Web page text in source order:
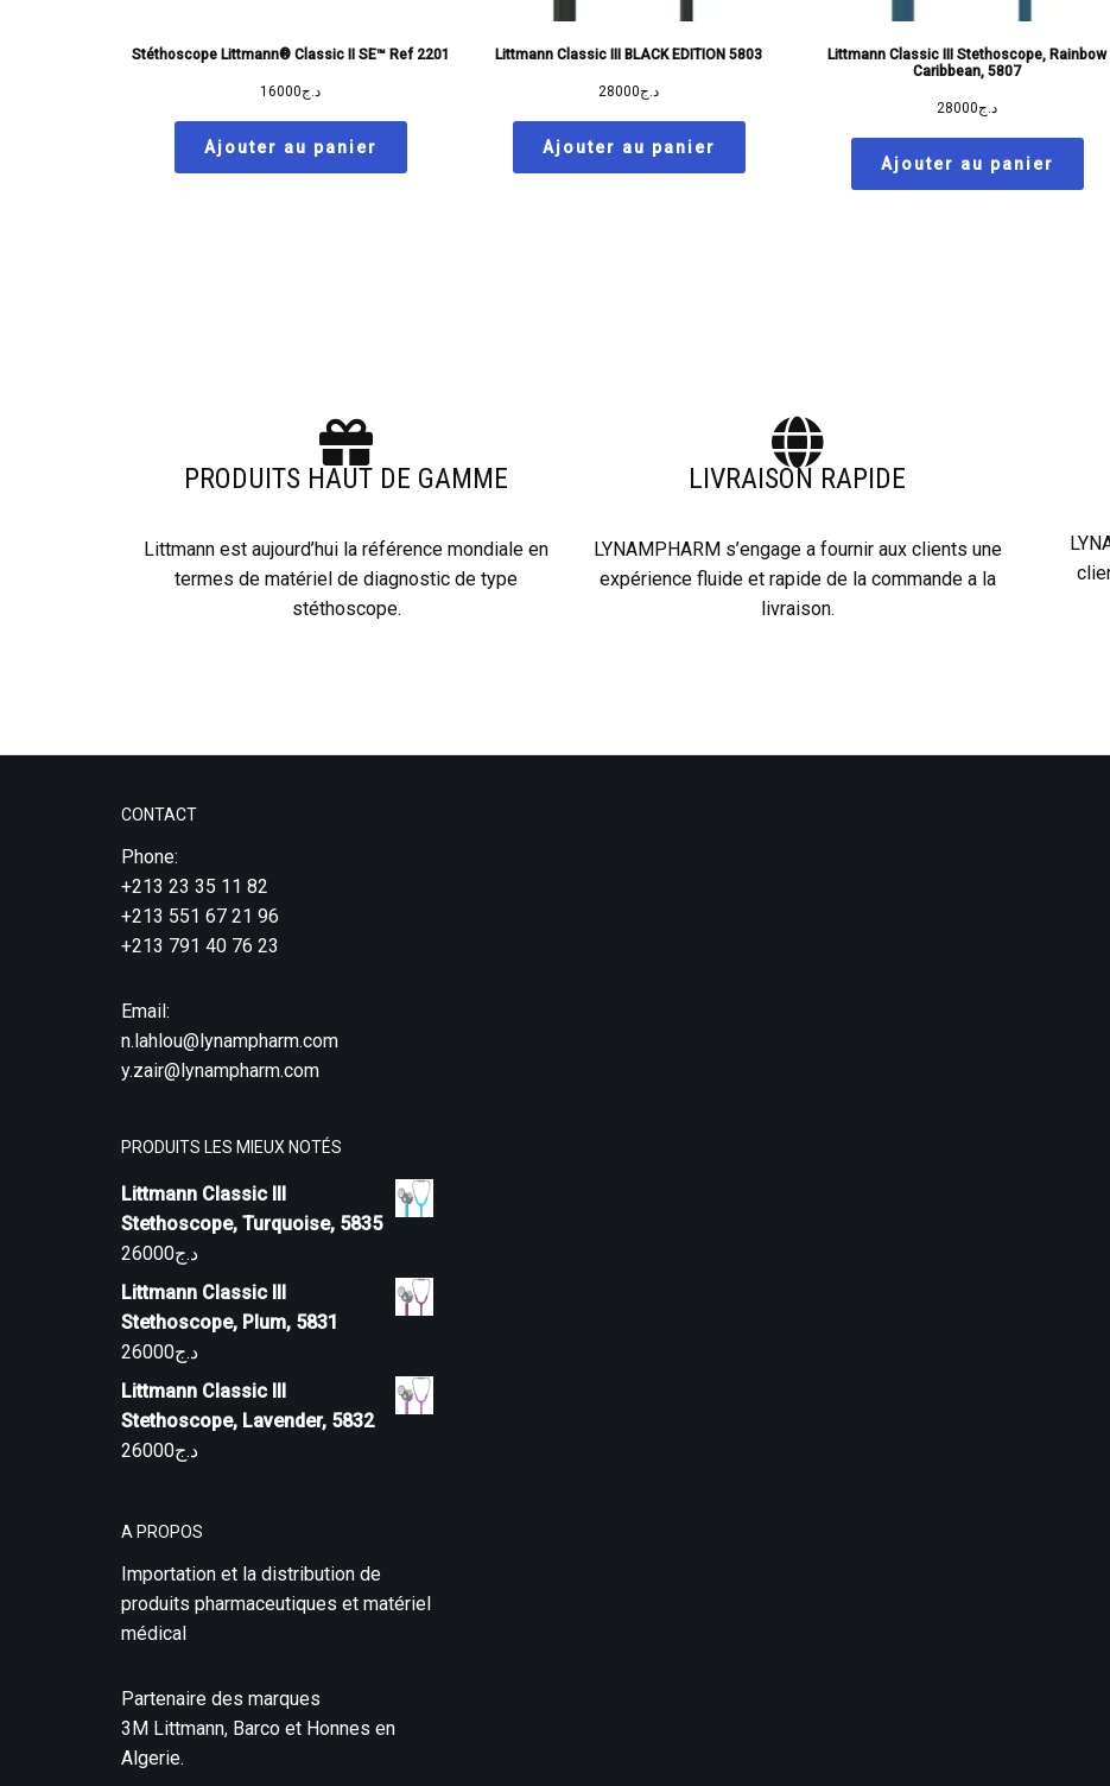
Stéthoscope Littmann® Classic II SE™ Ref 2201
د.ج16000
Ajouter au panier
Littmann Classic III BLACK EDITION 5803
د.ج28000
Ajouter au panier
Littmann Classic III Stethoscope, Rainbow
Caribbean, 5807
د.ج28000
Ajouter au panier
PRODUITS HAUT DE GAMME
Littmann est aujourd’hui la référence mondiale en
termes de matériel de diagnostic de type
stéthoscope.
LIVRAISON RAPIDE
LYNAMPHARM s’engage a fournir aux clients une
expérience fluide et rapide de la commande a la
livraison.
CONTACT
Phone:
+213 23 35 11 82
+213 551 67 21 96
+213 791 40 76 23
Email:
n.lahlou@lynampharm.com
y.zair@lynampharm.com
PRODUITS LES MIEUX NOTÉS
Littmann Classic III
Stethoscope, Turquoise, 5835
د.ج26000
Littmann Classic III
Stethoscope, Plum, 5831
د.ج26000
Littmann Classic III
Stethoscope, Lavender, 5832
د.ج26000
A PROPOS
Importation et la distribution de
produits pharmaceutiques et matériel
médical
Partenaire des marques
3M Littmann, Barco et Honnes en
Algerie.